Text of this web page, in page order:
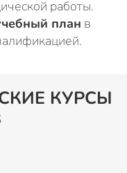
работы.
план в
КУРСЫ